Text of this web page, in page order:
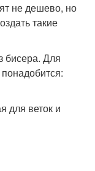
не дешево, но
такие
бисера. Для
для веток и